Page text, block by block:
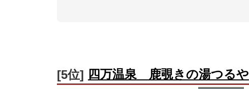
[5位] 四万温泉 鹿覗きの湯つるや